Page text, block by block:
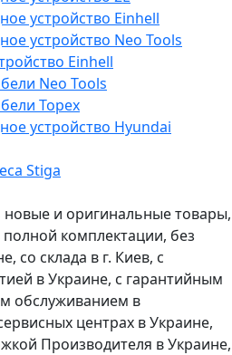
устройство Einhell
устройство Neo Tools
Einhell
Neo Tools
Topex
устройство Hyundai
Stiga
новые и оригинальные товары,
комплектации, без
со склада в г. Киев, с
в Украине, с гарантийным
обслуживанием в
центрах в Украине,
Производителя в Украине,